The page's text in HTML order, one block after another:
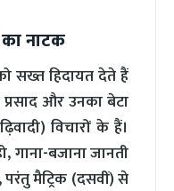
का नाटक
सख्त हिदायत देते हैं
और उनका बेटा
विचारों के हैं।
गाना-बजाना जानती
परंतु मैट्रिक (दसवीं) से